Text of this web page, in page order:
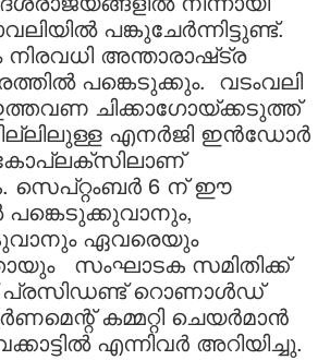
പങ്കുചേർന്നിട്ടുണ്ട്.
അന്താരാഷ്‌ട്ര
പങ്കെടുക്കും. വടംവലി
ചിക്കാഗോയ്ക്കടുത്ത്
എനർജി ഇൻഡോർ
സെപ്റ്റംബർ 6 ന് ഈ
പങ്കെടുക്കുവാനും,
ഏവരെയും
സംഘാടക സമിതിക്ക്
പ്രസിഡണ്ട് റൊണാൾഡ്
കമ്മറ്റി ചെയർമാൻ
എന്നിവർ അറിയിച്ചു.